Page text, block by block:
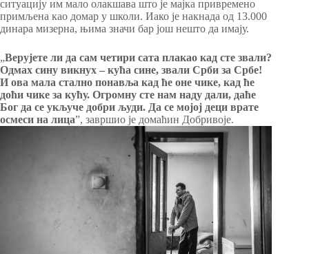
ситуацију им мало олакшава што је мајка привремено
примљена као домар у школи. Иако је накнада од 13.000
динара мизерна, њима значи бар још нешто да имају.
„Верујете ли да сам четири сата плакао кад сте звали?
Одмах сину викнух – кућа сине, звали Срби за Србе!
И ова мала стално понавља кад ће оне чике, кад ће
доћи чике за кућу. Огромну сте нам наду дали, даће
Бог да се укључе добри људи. Да се мојој деци врате
осмеси на лица”, завршио је домаћин Добривоје.